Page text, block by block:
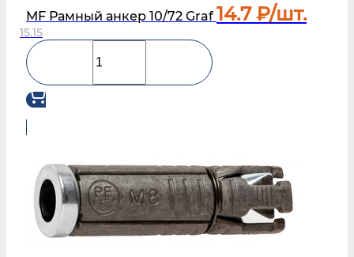
MF Рамный анкер 10/72 Graf 14.7₽/шт.
15.15